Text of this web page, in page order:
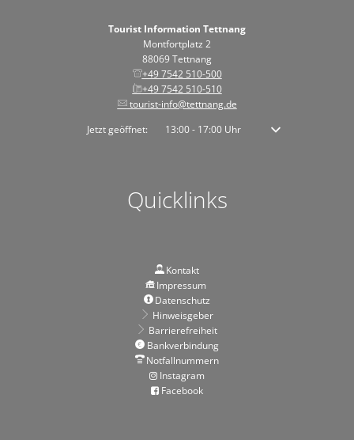
Tourist Information Tettnang
Montfortplatz 2
88069 Tettnang
+49 7542 510-500
+49 7542 510-510
tourist-info@tettnang.de
Klicken, um weitere Öffnungs- oder Schließzeiten auszublenden
Jetzt geöffnet: 13:00- 17:00Uhr Von 13:00 bis 17:00
Quicklinks
Kontakt
Impressum
Datenschutz
Hinweisgeber
Barrierefreiheit
Bankverbindung
Notfallnummern
Instagram
Facebook